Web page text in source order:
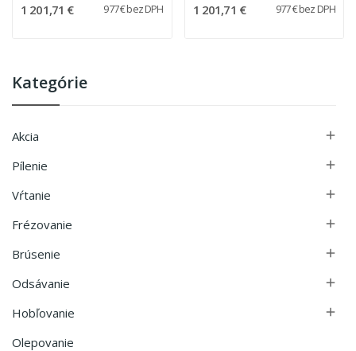
Kategórie
Akcia 
Pílenie 
Vŕtanie 
Frézovanie 
Brúsenie 
Odsávanie 
Hobľovanie 
Olepovanie
1 201,71 € 977 € bez DPH 1 201,71 € 977 € bez DPH